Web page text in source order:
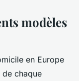
modèles
en Europe
de chaque